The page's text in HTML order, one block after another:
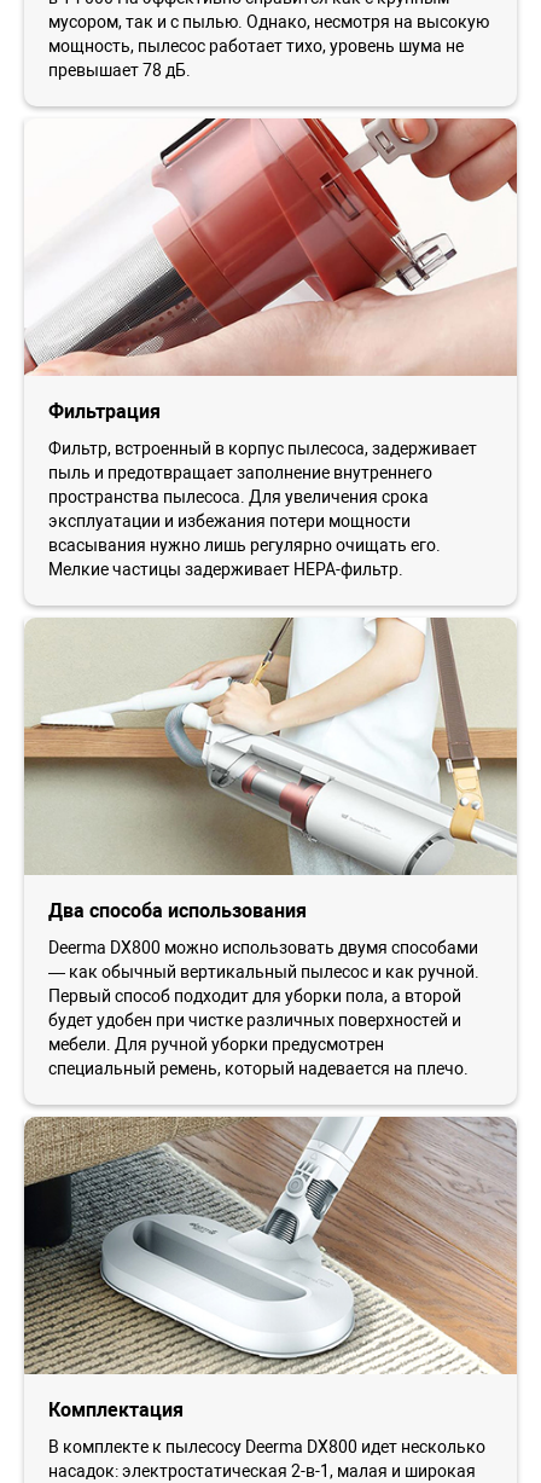
мусором, так и с пылью. Однако, несмотря на высокую
мощность, пылесос работает тихо, уровень шума не
превышает 78 дБ.
Фильтрация
Фильтр, встроенный в корпус пылесоса, задерживает
пыль и предотвращает заполнение внутреннего
пространства пылесоса. Для увеличения срока
эксплуатации и избежания потери мощности
всасывания нужно лишь регулярно очищать его.
Мелкие частицы задерживает HEPA-фильтр.
Два способа использования
Deerma DX800 можно использовать двумя способами
— как обычный вертикальный пылесос и как ручной.
Первый способ подходит для уборки пола, а второй
будет удобен при чистке различных поверхностей и
мебели. Для ручной уборки предусмотрен
специальный ремень, который надевается на плечо.
Комплектация
В комплекте к пылесосу Deerma DX800 идет несколько
насадок: электростатическая 2-в-1, малая и широкая